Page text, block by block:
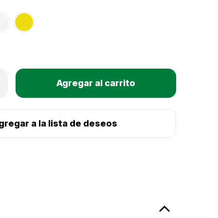
Only
Existencias
a la lista de deseos